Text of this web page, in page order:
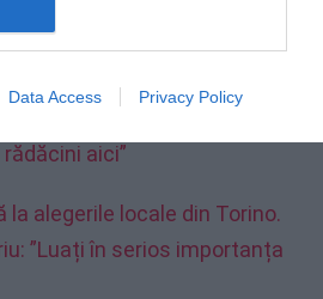
Data Access Privacy Policy
pentru un loc de
aici”
la alegerile locale din Torino.
”Luați în serios importanța